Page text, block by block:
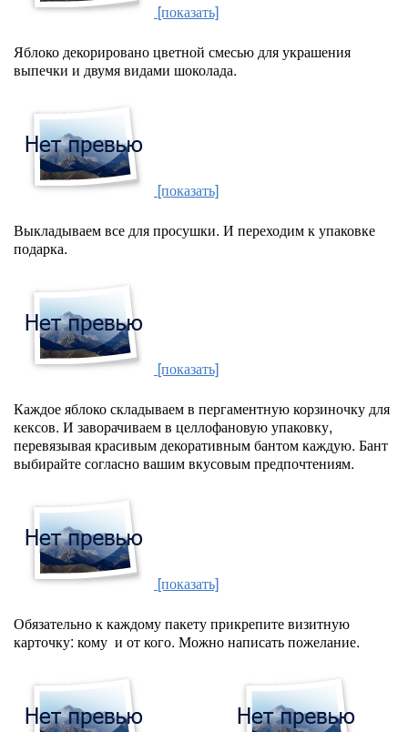
[показать]
Яблоко декорировано цветной смесью для украшения
выпечки и двумя видами шоколада.
[показать]
Выкладываем все для просушки. И переходим к упаковке
подарка.
[показать]
Каждое яблоко складываем в пергаментную корзиночку для
кексов. И заворачиваем в целлофановую упаковку,
перевязывая красивым декоративным бантом каждую. Бант
выбирайте согласно вашим вкусовым предпочтениям.
[показать]
Обязательно к каждому пакету прикрепите визитную
карточку: кому и от кого. Можно написать пожелание.